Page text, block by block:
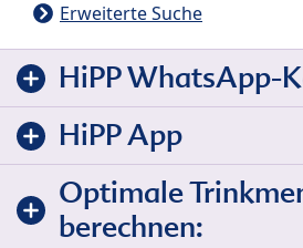
Erweiterte Suche
HiPP WhatsApp-
HiPP App
Optimale
berechnen: